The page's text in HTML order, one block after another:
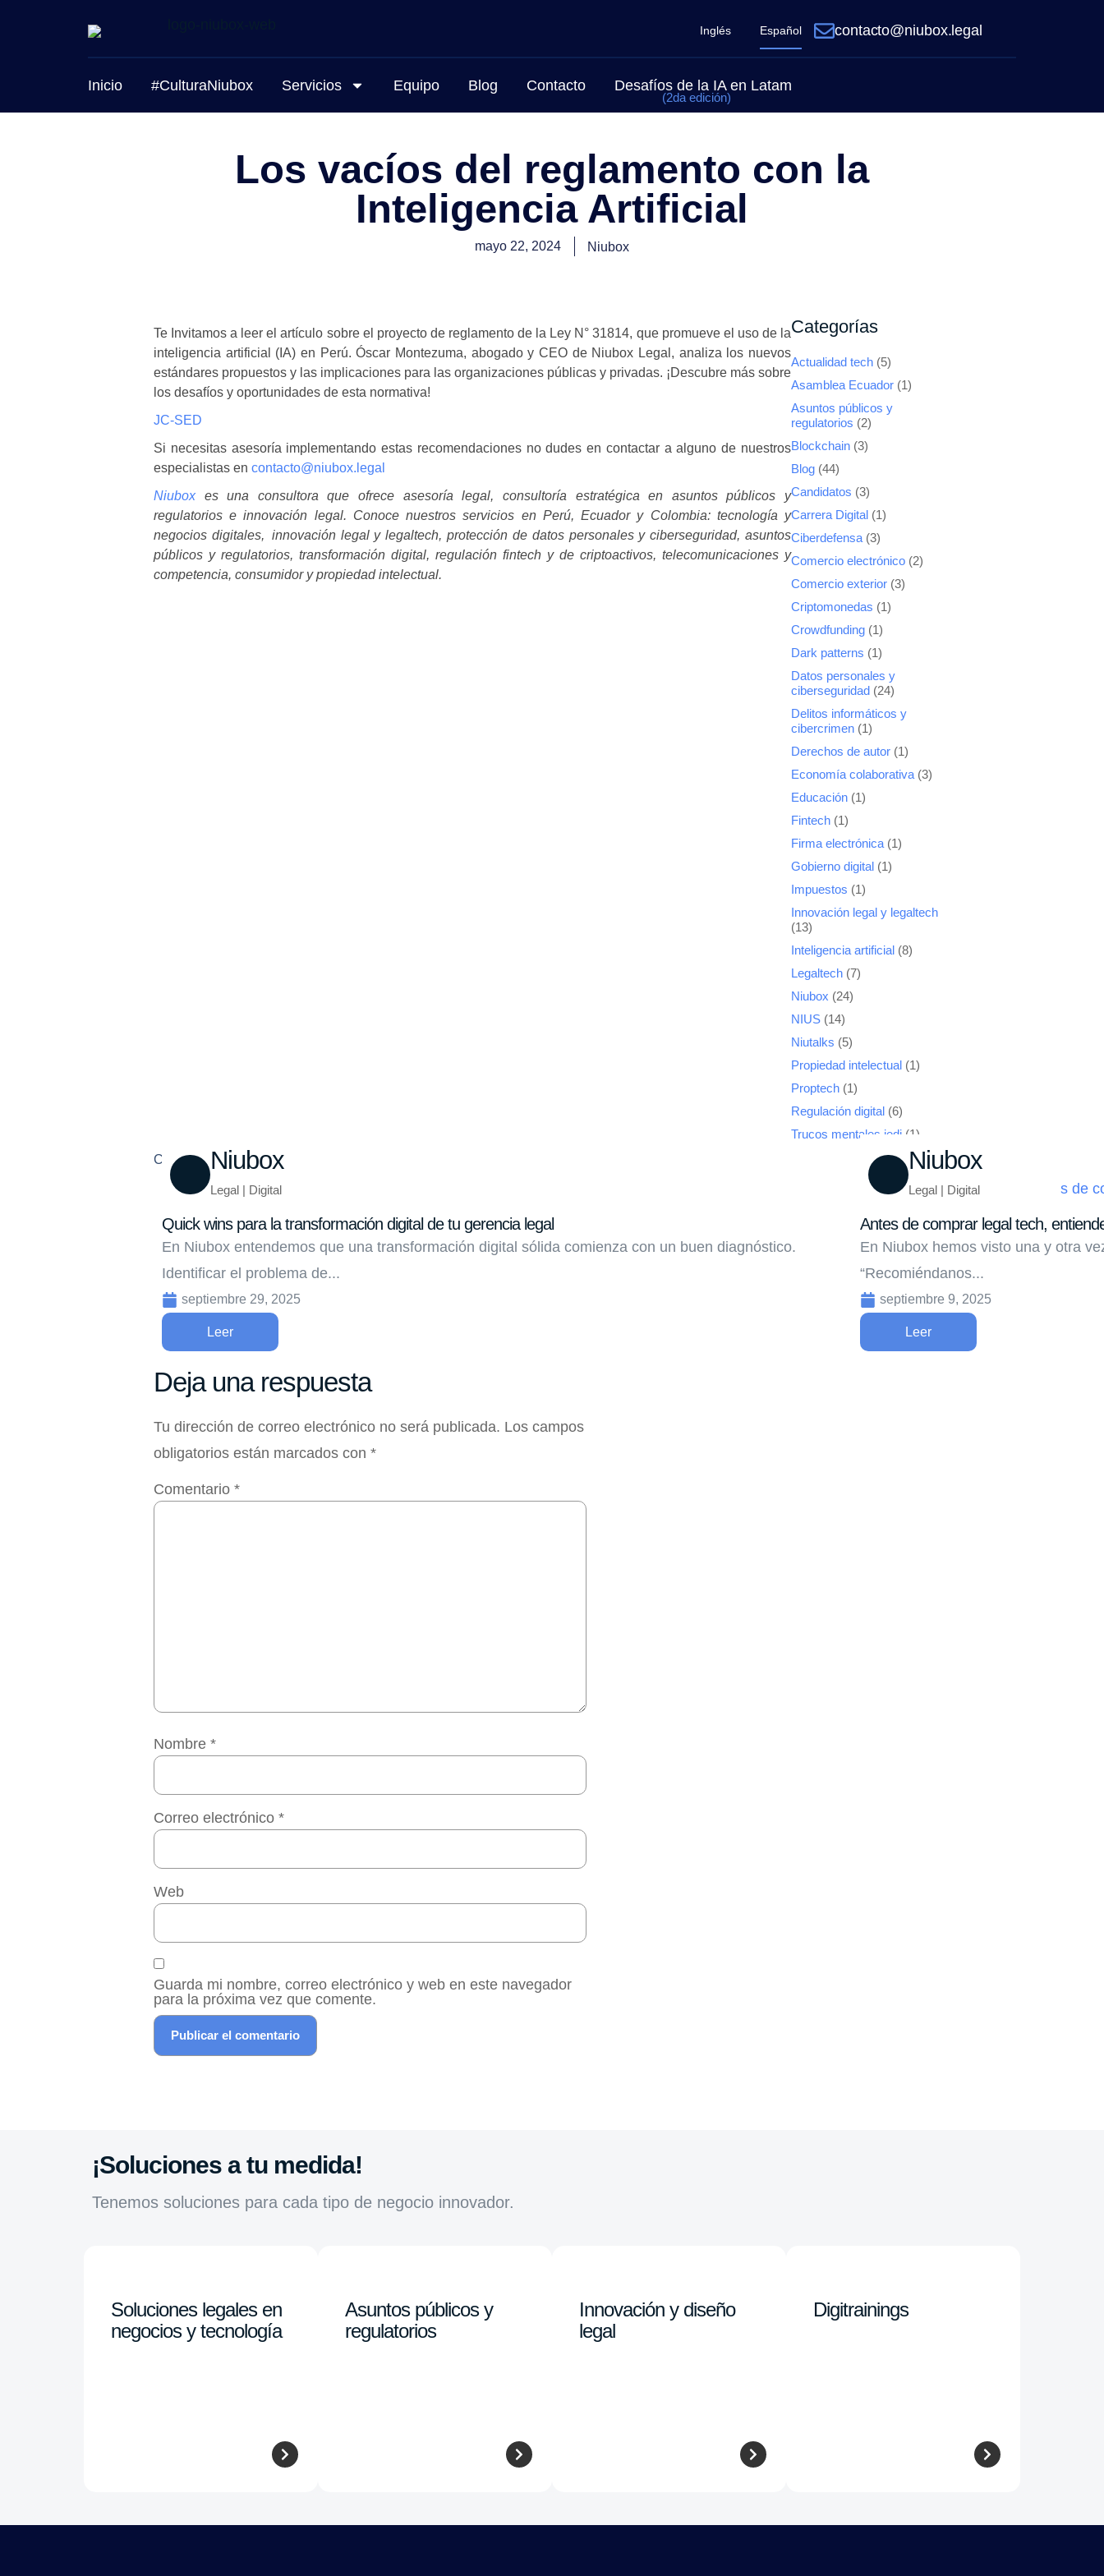
contacto@niubox.legal
Inglés Español
Inicio #CulturaNiubox Servicios Equipo Blog Contacto Desafíos de la IA en Latam
(2da edición)
Los vacíos del reglamento con la
Inteligencia Artificial
mayo 22, 2024 Niubox
Te Invitamos a leer el artículo sobre el proyecto de reglamento de la Ley N° 31814, que promueve el uso de la
inteligencia artificial (IA) en Perú. Óscar Montezuma, abogado y CEO de Niubox Legal, analiza los nuevos
estándares propuestos y las implicaciones para las organizaciones públicas y privadas. ¡Descubre más sobre
los desafíos y oportunidades de esta normativa!
JC-SED
Si necesitas asesoría implementando estas recomendaciones no dudes en contactar a alguno de nuestros
especialistas en contacto@niubox.legal
Niuboxes una consultora que ofrece asesoría legal, consultoría estratégica en asuntos públicos y
regulatorios e innovación legal. Conoce nuestros servicios en Perú, Ecuador y Colombia: tecnología y
negocios digitales, innovación legal y legaltech, protección de datos personales y ciberseguridad, asuntos
públicos y regulatorios, transformación digital, regulación fintech y de criptoactivos, telecomunicaciones y
competencia, consumidor y propiedad intelectual.
Categorías
Actualidad tech (5)
Asamblea Ecuador (1)
Asuntos públicos y
regulatorios (2)
Blockchain (3)
Blog (44)
Candidatos (3)
Carrera Digital (1)
Ciberdefensa (3)
Comercio electrónico (2)
Comercio exterior (3)
Criptomonedas (1)
Crowdfunding (1)
Dark patterns (1)
Datos personales y
ciberseguridad (24)
Delitos informáticos y
cibercrimen (1)
Derechos de autor (1)
Economía colaborativa (3)
Educación (1)
Fintech (1)
Firma electrónica (1)
Gobierno digital (1)
Impuestos (1)
Innovación legal y legaltech
(13)
Inteligencia artificial (8)
Legaltech (7)
Niubox (24)
NIUS (14)
Niutalks (5)
Propiedad intelectual (1)
Proptech (1)
Regulación digital (6)
Trucos mentales jedi (1)
Compartir Niubox
Legal | Digital
Quick wins para la transformación digital de tu gerencia legal
En Niubox entendemos que una transformación digital sólida comienza con un buen diagnóstico.
Identificar el problema de...
septiembre 29, 2025
Leer
Niubox
Legal | Digital
Antes de comprar legal tech,
En Niubox hemos visto una y otra
“Recomiéndanos...
septiembre 9, 2025
Leer
Deja una respuesta
Tu dirección de correo electrónico no será publicada. Los campos
obligatorios están marcados con *
Comentario *
Nombre *
Correo electrónico *
Web
Guarda mi nombre, correo electrónico y web en este navegador
para la próxima vez que comente.
¡Soluciones a tu medida!
Tenemos soluciones para cada tipo de negocio innovador.
Soluciones legales en
negocios y tecnología
Asuntos públicos y
regulatorios
Innovación y diseño
legal
Digitrainings